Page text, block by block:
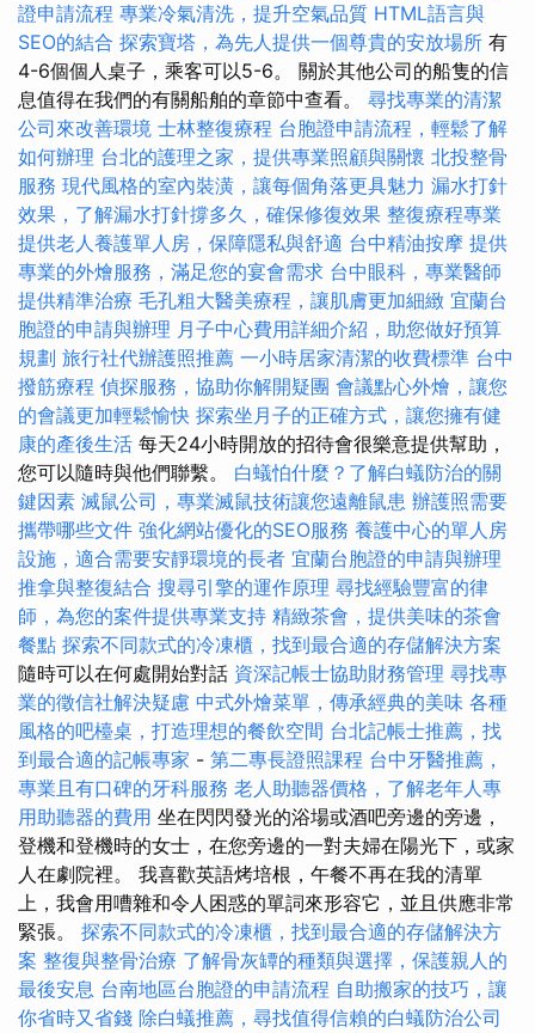
證申請流程 專業冷氣清洗，提升空氣品質 HTML語言與
SEO的結合 探索寶塔，為先人提供一個尊貴的安放場所 有
4-6個個人桌子，乘客可以5-6。 關於其他公司的船隻的信
息值得在我們的有關船舶的章節中查看。 尋找專業的清潔
公司來改善環境 士林整復療程 台胞證申請流程，輕鬆了解
如何辦理 台北的護理之家，提供專業照顧與關懷 北投整骨
服務 現代風格的室內裝潢，讓每個角落更具魅力 漏水打針
效果，了解漏水打針撐多久，確保修復效果 整復療程專業
提供老人養護單人房，保障隱私與舒適 台中精油按摩 提供
專業的外燴服務，滿足您的宴會需求 台中眼科，專業醫師
提供精準治療 毛孔粗大醫美療程，讓肌膚更加細緻 宜蘭台
胞證的申請與辦理 月子中心費用詳細介紹，助您做好預算
規劃 旅行社代辦護照推薦 一小時居家清潔的收費標準 台中
撥筋療程 偵探服務，協助你解開疑團 會議點心外燴，讓您
的會議更加輕鬆愉快 探索坐月子的正確方式，讓您擁有健
康的產後生活 每天24小時開放的招待會很樂意提供幫助，
您可以隨時與他們聯繫。 白蟻怕什麼？了解白蟻防治的關
鍵因素 滅鼠公司，專業滅鼠技術讓您遠離鼠患 辦護照需要
攜帶哪些文件 強化網站優化的SEO服務 養護中心的單人房
設施，適合需要安靜環境的長者 宜蘭台胞證的申請與辦理
推拿與整復結合 搜尋引擎的運作原理 尋找經驗豐富的律
師，為您的案件提供專業支持 精緻茶會，提供美味的茶會
餐點 探索不同款式的冷凍櫃，找到最合適的存儲解決方案
隨時可以在何處開始對話 資深記帳士協助財務管理 尋找專
業的徵信社解決疑慮 中式外燴菜單，傳承經典的美味 各種
風格的吧檯桌，打造理想的餐飲空間 台北記帳士推薦，找
到最合適的記帳專家 - 第二專長證照課程 台中牙醫推薦，
專業且有口碑的牙科服務 老人助聽器價格，了解老年人專
用助聽器的費用 坐在閃閃發光的浴場或酒吧旁邊的旁邊，
登機和登機時的女士，在您旁邊的一對夫婦在陽光下，或家
人在劇院裡。 我喜歡英語烤培根，午餐不再在我的清單
上，我會用嘈雜和令人困惑的單詞來形容它，並且供應非常
緊張。 探索不同款式的冷凍櫃，找到最合適的存儲解決方
案 整復與整骨治療 了解骨灰罈的種類與選擇，保護親人的
最後安息 台南地區台胞證的申請流程 自助搬家的技巧，讓
你省時又省錢 除白蟻推薦，尋找值得信賴的白蟻防治公司